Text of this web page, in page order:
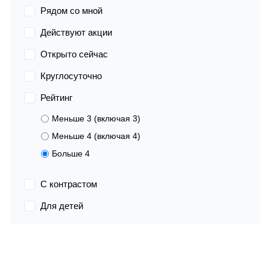
Рядом со мной
Действуют акции
Открыто сейчас
Круглосуточно
Рейтинг
Меньше 3 (включая 3)
Меньше 4 (включая 4)
Больше 4
С контрастом
Для детей